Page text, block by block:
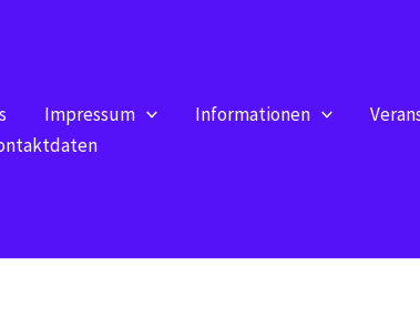
Impressum Informationen